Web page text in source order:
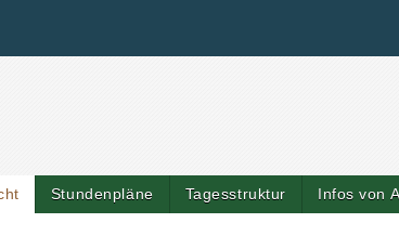
Stundenpläne Tagesstruktur Infos von